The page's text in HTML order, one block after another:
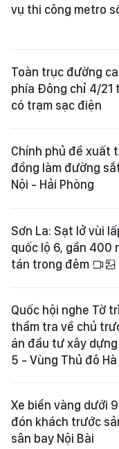
vụ thi công metro
Toàn trục đường
phía Đông chỉ 4/21
có trạm sạc điện
Chính phủ đề xuất
đồng làm đường
Nội - Hải Phòng
Sơn La: Sạt lở vùi
quốc lộ 6, gần 400
tán trong đêm
Quốc hội nghe Tờ
thẩm tra về chủ
án đầu tư xây
5 - Vùng Thủ đô Hà
Xe biển vàng dưới
đón khách trước
sân bay Nội Bài